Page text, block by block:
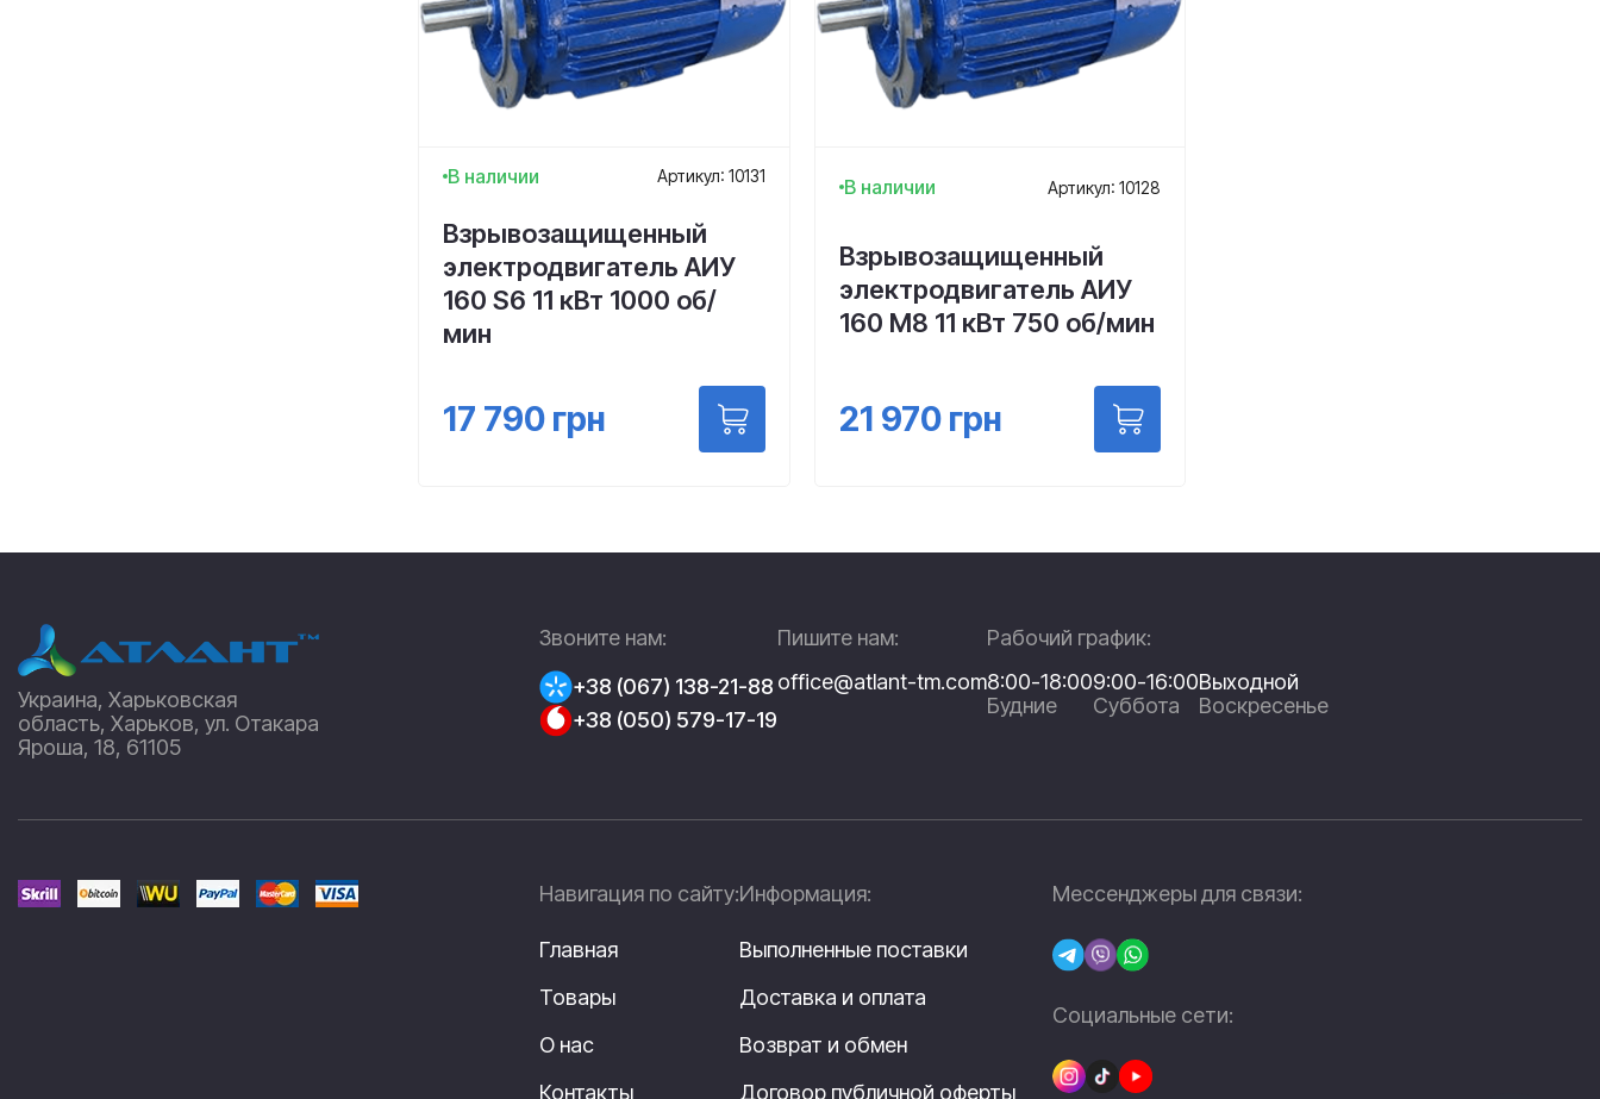
В наличии Артикул: 10131
Взрывозащищенный
электродвигатель АИУ
160 S6 11 кВт 1000 об/
мин
17 790 грн
В наличии Артикул: 10128
Взрывозащищенный
электродвигатель АИУ
160 М8 11 кВт 750 об/мин
21 970грн
Украина, Харьковская
область, Харьков, ул. Отакара
Яроша, 18, 61105
Звоните нам:
+38 (067) 138-21-88
+38 (050) 579-17-19
Пишите нам:
office@atlant-tm.com
Рабочий график:
8:00-18:00
Будние
9:00-16:00
Суббота
Выходной
Воскресенье
Навигация по сайту:
Главная
Товары
О нас
Контакты
Информация:
Выполненные поставки
Доставка и оплата
Возврат и обмен
Договор публичной оферты
Мессенджеры для связи:
Социальные сети: